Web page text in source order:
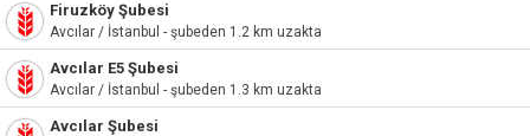
Firuzköy Şubesi
Avcılar / İstanbul - şubeden 1.2 km uzakta
Avcılar E5 Şubesi
Avcılar / İstanbul - şubeden 1.3 km uzakta
Avcılar Şubesi